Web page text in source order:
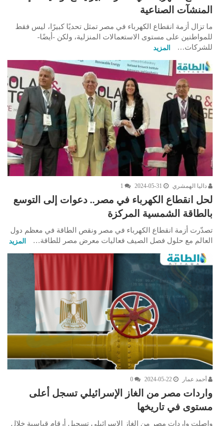
المنشآت الصناعية
ما تزال أزمة انقطاع الكهرباء في مصر تمثل تحديًا كبيرًا، ليس فقط
للمواطنين على مستوى الاستعمالات المنزلية، ولكن -أيضًا-
للشركات…
المزيد
داليا الهمشري 2024-05-31
1
لحل انقطاع الكهرباء في مصر.. دعوات إلى التوسع
بالطاقة الشمسية المركزة
تصدّرت أزمة انقطاع الكهرباء في مصر ونقص الطاقة في معظم دول
العالم مع حلول فصل الصيف فعاليات معرض مصر للطاقة…
المزيد
أحمد عمار 2024-05-22
0
واردات مصر من الغاز الإسرائيلي تسجل أعلى
مستوى في تاريخها
واصلت واردات مصر من الغاز الإسرائيلي تسجيل أرقام قياسية خلال